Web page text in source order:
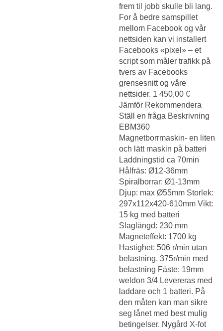
frem til jobb skulle bli lang.
For å bedre samspillet
mellom Facebook og vår
nettsiden kan vi installert
Facebooks «pixel» – et
script som måler trafikk på
tvers av Facebooks
grensesnitt og våre
nettsider. 1 450,00 €
Jämför Rekommendera
Ställ en fråga Beskrivning
EBM360
Magnetborrmaskin- en liten
och lätt maskin på batteri
Laddningstid ca 70min
Hålfräs: Ø12-36mm
Spiralborrar: Ø1-13mm
Djup: max Ø55mm Storlek:
297x112x420-610mm Vikt:
15 kg med batteri
Slaglängd: 230 mm
Magneteffekt: 1700 kg
Hastighet: 506 r/min utan
belastning, 375r/min med
belastning Fäste: 19mm
weldon 3/4 Levereras med
laddare och 1 batteri. På
den måten kan man sikre
seg lånet med best mulig
betingelser. Nygård X-fot